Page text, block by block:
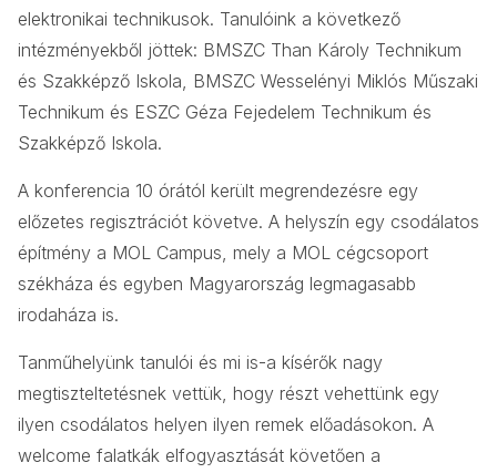
elektronikai technikusok. Tanulóink a következő
intézményekből jöttek: BMSZC Than Károly Technikum
és Szakképző Iskola, BMSZC Wesselényi Miklós Műszaki
Technikum és ESZC Géza Fejedelem Technikum és
Szakképző Iskola.
A konferencia 10 órától került megrendezésre egy
előzetes regisztrációt követve. A helyszín egy csodálatos
építmény a MOL Campus, mely a MOL cégcsoport
székháza és egyben Magyarország legmagasabb
irodaháza is.
Tanműhelyünk tanulói és mi is-a kísérők nagy
megtiszteltetésnek vettük, hogy részt vehettünk egy
ilyen csodálatos helyen ilyen remek előadásokon. A
welcome falatkák elfogyasztását követően a